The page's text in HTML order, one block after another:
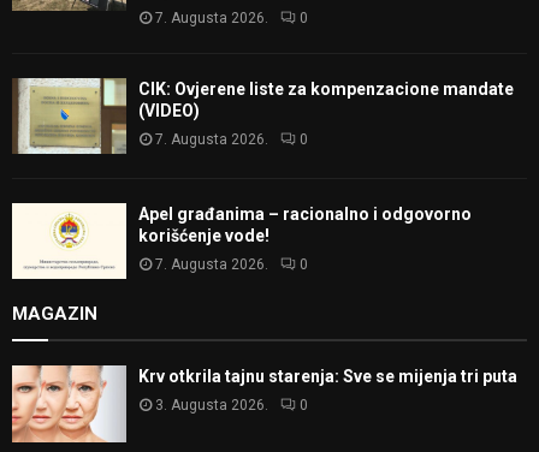
7. Augusta 2026. 0
CIK: Ovjerene liste za kompenzacione mandate
(VIDEO)
7. Augusta 2026. 0
Apel građanima – racionalno i odgovorno
korišćenje vode!
7. Augusta 2026. 0
MAGAZIN
Krv otkrila tajnu starenja: Sve se mijenja tri puta
3. Augusta 2026. 0